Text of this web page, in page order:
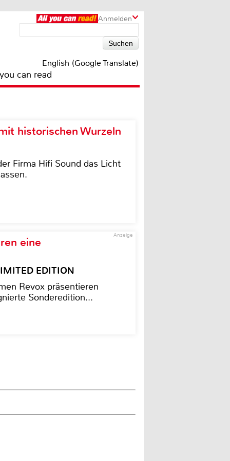
Anmelden
English (Google Translate)
can read
historischen Wurzeln
Firma Hifi Sound das Licht
Anzeige
eine
EDITION
Revox präsentieren
Sonderedition...